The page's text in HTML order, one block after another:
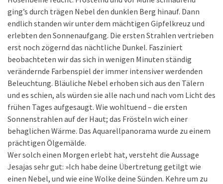
ging’s durch trägen Nebel den dunklen Berg hinauf. Dann
endlich standen wir unter dem mächtigen Gipfelkreuz und
erlebten den Sonnenaufgang. Die ersten Strahlen vertrieben
erst noch zögernd das nächtliche Dunkel. Fasziniert
beobachteten wir das sich in wenigen Minuten ständig
verändernde Farbenspiel der immer intensiver werdenden
Beleuchtung. Bläuliche Nebel erhoben sich aus den Tälern
und es schien, als würden sie alle nach und nach vom Licht des
frühen Tages aufgesaugt. Wie wohltuend – die ersten
Sonnenstrahlen auf der Haut; das Frösteln wich einer
behaglichen Wärme. Das Aquarellpanorama wurde zu einem
prächtigen Ölgemälde.
Wer solch einen Morgen erlebt hat, versteht die Aussage
Jesajas sehr gut: »Ich habe deine Übertretung getilgt wie
einen Nebel, und wie eine Wolke deine Sünden. Kehre um zu